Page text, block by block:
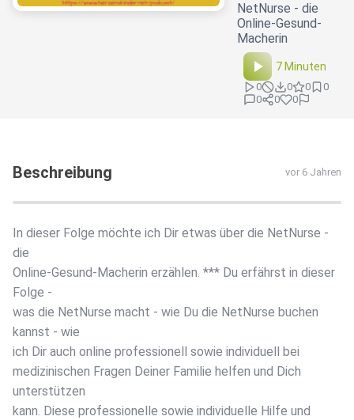
NetNurse - die
Online-Gesund-
Macherin
7 Minuten
0 0 0
0
0
0 0
Beschreibung vor 6 Jahren
In dieser Folge möchte ich Dir etwas über die NetNurse -
die
Online-Gesund-Macherin erzählen. *** Du erfährst in dieser
Folge -
was die NetNurse macht - wie Du die NetNurse buchen
kannst - wie
ich Dir auch online professionell sowie individuell bei
medizinischen Fragen Deiner Familie helfen und Dich
unterstützen
kann. Diese professionelle sowie individuelle Hilfe und